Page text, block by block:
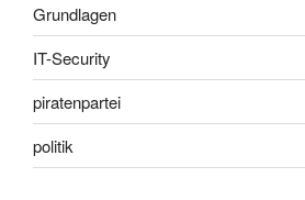
Grundlagen
IT-Security
piratenpartei
politik